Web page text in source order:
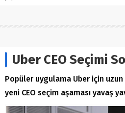
Uber CEO Seçimi
Popüler uygulama Uber için
yeni CEO seçim aşaması yavaş